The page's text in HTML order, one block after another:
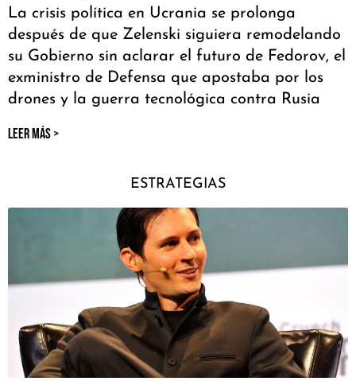
La crisis política en Ucrania se prolonga
después de que Zelenski siguiera remodelando
su Gobierno sin aclarar el futuro de Fedorov, el
exministro de Defensa que apostaba por los
drones y la guerra tecnológica contra Rusia
LEER MÁS >
ESTRATEGIAS